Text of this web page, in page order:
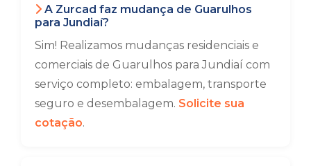
A Zurcad faz mudança de Guarulhos
para Jundiaí?
Sim! Realizamos mudanças residenciais e
comerciais de Guarulhos para Jundiaí com
serviço completo: embalagem, transporte
seguro e desembalagem. Solicite sua
cotação.